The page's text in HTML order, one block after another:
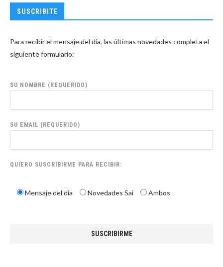
SUSCRIBITE
Para recibir el mensaje del día, las últimas novedades completa el
siguiente formulario:
SU NOMBRE (REQUERIDO)
SU EMAIL (REQUERIDO)
QUIERO SUSCRIBIRME PARA RECIBIR:
Mensaje del día Novedades Sai Ambos